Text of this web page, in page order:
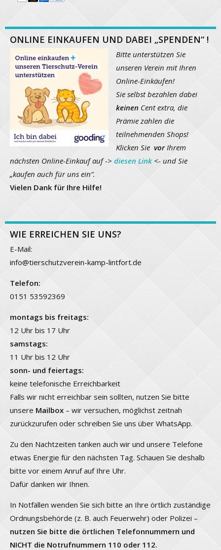
ONLINE EINKAUFEN UND DABEI „SPENDEN“ !
Bitte unterstützen Sie
unseren Verein mit Ihren
Online-Einkäufen!
Sie selbst bezahlen dabei
keinen Cent extra, die
Prämie zahlen die
teilnehmenden Shops!
Klicken Sie vorIhrem
nächsten Online-Einkauf auf -> diesen Link<- und Sie
„kaufen auch für uns ein“.
Vielen Dank für Ihre Hilfe!
WIE ERREICHEN SIE UNS?
E-Mail:
info@tierschutzverein-kamp-lintfort.de
Telefon:
0151 53592369
montags bis freitags:
12 Uhr bis 17 Uhr
samstags:
11 Uhr bis 12 Uhr
sonn- und feiertags:
keine telefonische Erreichbarkeit
Falls wir nicht erreichbar sein sollten, nutzen Sie bitte
unsere Mailbox – wir versuchen, möglichst zeitnah
zurückzurufen oder schreiben Sie uns über WhatsApp.
Zu den Nachtzeiten tanken auch wir und unsere Telefone
etwas Energie für den nächsten Tag. Schauen Sie deshalb
bitte vor einem Anruf auf Ihre Uhr.
Dafür danken wir Ihnen.
In Notfällen wenden Sie sich bitte an Ihre örtlich zuständige
Ordnungsbehörde (z. B. auch Feuerwehr) oder Polizei –
nutzen Sie bitte die örtlichen Telefonnummern und
NICHT die Notrufnummern 110 oder 112.